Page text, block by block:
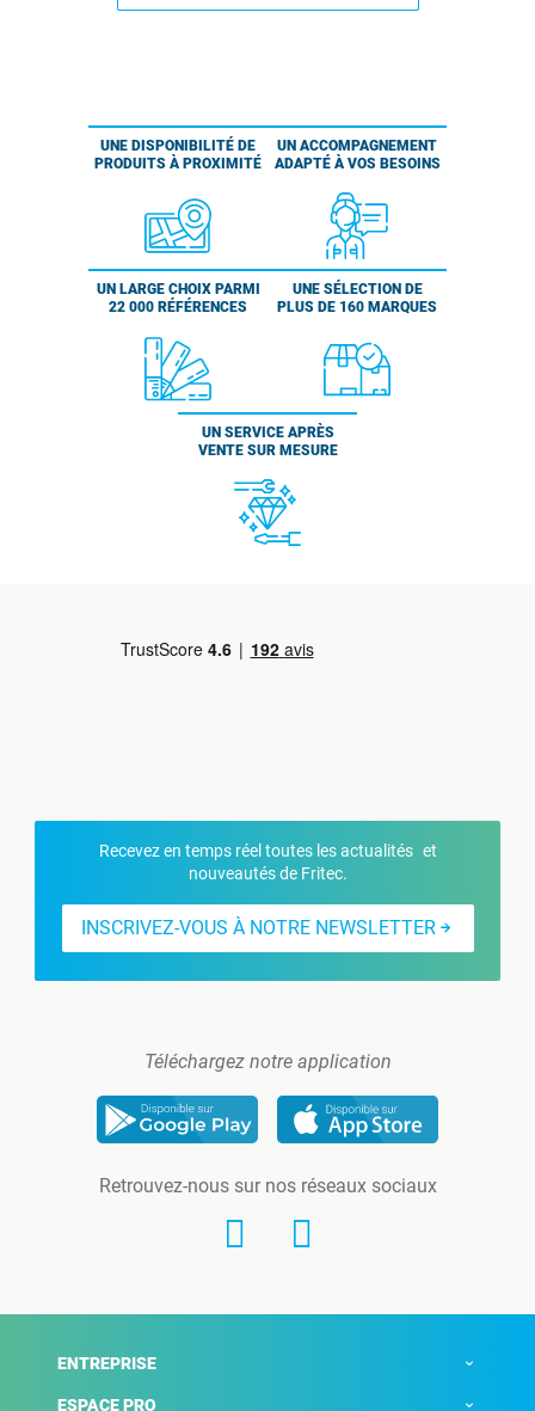
UNE DISPONIBILITÉ DE
PRODUITS À PROXIMITÉ
UN ACCOMPAGNEMENT
ADAPTÉ À VOS BESOINS
UN LARGE CHOIX PARMI
22 000 RÉFÉRENCES
UNE SÉLECTION DE
PLUS DE 160 MARQUES
UN SERVICE APRÈS
VENTE SUR MESURE
Recevez en temps réel toutes les actualités et
nouveautés de Fritec.
INSCRIVEZ-VOUS À NOTRE NEWSLETTER
Téléchargez notre application
Retrouvez-nous sur nos réseaux sociaux
ENTREPRISE
ESPACE PRO